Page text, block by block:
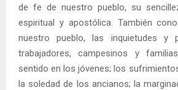
de fe de nuestro pueblo, su
espiritual y apostólica. También
nuestro pueblo, las inquietudes y
trabajadores, campesinos y
sentido en los jóvenes; los
la soledad de los ancianos; la